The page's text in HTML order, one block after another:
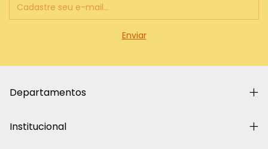
Departamentos
Institucional